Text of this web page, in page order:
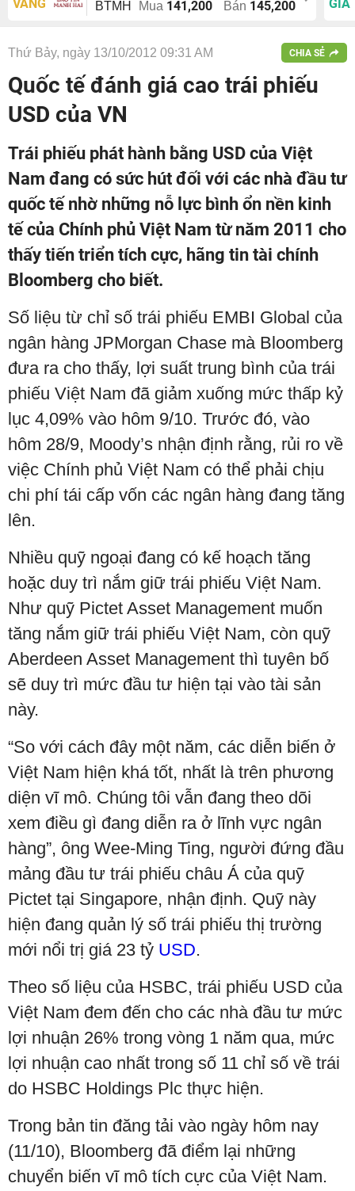
VÀNG
BTMH Mua 141,200 Bán 145,200
GIÁ
Thứ Bảy, ngày 13/10/2012 09:31 AM CHIA SẺ
Quốc tế đánh giá cao trái phiếu
USD của VN
Trái phiếu phát hành bằng USD của Việt
Nam đang có sức hút đối với các nhà đầu tư
quốc tế nhờ những nỗ lực bình ổn nền kinh
tế của Chính phủ Việt Nam từ năm 2011 cho
thấy tiến triển tích cực, hãng tin tài chính
Bloomberg cho biết.
Số liệu từ chỉ số trái phiếu EMBI Global của
ngân hàng JPMorgan Chase mà Bloomberg
đưa ra cho thấy, lợi suất trung bình của trái
phiếu Việt Nam đã giảm xuống mức thấp kỷ
lục 4,09% vào hôm 9/10. Trước đó, vào
hôm 28/9, Moody’s nhận định rằng, rủi ro về
việc Chính phủ Việt Nam có thể phải chịu
chi phí tái cấp vốn các ngân hàng đang tăng
lên.
Nhiều quỹ ngoại đang có kế hoạch tăng
hoặc duy trì nắm giữ trái phiếu Việt Nam.
Như quỹ Pictet Asset Management muốn
tăng nắm giữ trái phiếu Việt Nam, còn quỹ
Aberdeen Asset Management thì tuyên bố
sẽ duy trì mức đầu tư hiện tại vào tài sản
này.
“So với cách đây một năm, các diễn biến ở
Việt Nam hiện khá tốt, nhất là trên phương
diện vĩ mô. Chúng tôi vẫn đang theo dõi
xem điều gì đang diễn ra ở lĩnh vực ngân
hàng”, ông Wee-Ming Ting, người đứng đầu
mảng đầu tư trái phiếu châu Á của quỹ
Pictet tại Singapore, nhận định. Quỹ này
hiện đang quản lý số trái phiếu thị trường
mới nổi trị giá 23 tỷ USD.
Theo số liệu của HSBC, trái phiếu USD của
Việt Nam đem đến cho các nhà đầu tư mức
lợi nhuận 26% trong vòng 1 năm qua, mức
lợi nhuận cao nhất trong số 11 chỉ số về trái
do HSBC Holdings Plc thực hiện.
Trong bản tin đăng tải vào ngày hôm nay
(11/10), Bloomberg đã điểm lại những
chuyển biến vĩ mô tích cực của Việt Nam.